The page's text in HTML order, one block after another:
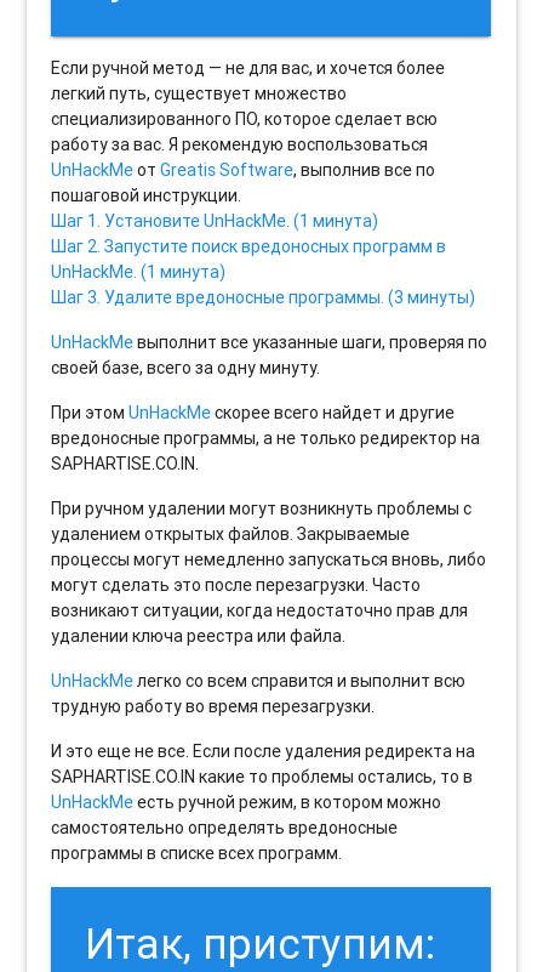
Если ручной метод — не для вас, и хочется более
легкий путь, существует множество
специализированного ПО, которое сделает всю
работу за вас. Я рекомендую воспользоваться
UnHackMeотGreatis Software, выполнив все по
пошаговой инструкции.
Шаг 1. Установите UnHackMe. (1 минута)
Шаг 2. Запустите поиск вредоносных программ в
UnHackMe. (1 минута)
Шаг 3. Удалите вредоносные программы. (3 минуты)
UnHackMeвыполнит все указанные шаги, проверяя по
своей базе, всего за одну минуту.
При этомUnHackMeскорее всего найдет и другие
вредоносные программы, а не только редиректор на
SAPHARTISE.CO.IN.
При ручном удалении могут возникнуть проблемы с
удалением открытых файлов. Закрываемые
процессы могут немедленно запускаться вновь, либо
могут сделать это после перезагрузки. Часто
возникают ситуации, когда недостаточно прав для
удалении ключа реестра или файла.
UnHackMeлегко со всем справится и выполнит всю
трудную работу во время перезагрузки.
И это еще не все. Если после удаления редиректа на
SAPHARTISE.CO.IN какие то проблемы остались, то в
UnHackMeесть ручной режим, в котором можно
самостоятельно определять вредоносные
программы в списке всех программ.
Итак, приступим: